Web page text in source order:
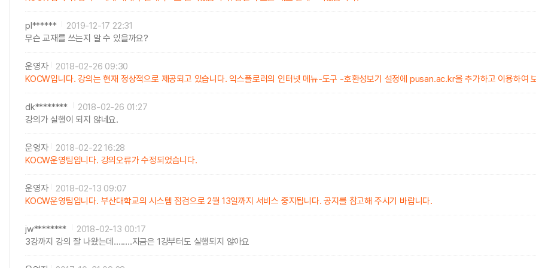
pl******
2019-12-17 22:31
무슨 교재를 쓰는지 알 수 있을까요?
운영자
2018-02-26 09:30
KOCW입니다. 강의는 현재 정상적으로 제공되고 있습니다. 익스플로러의 인터넷 메뉴-도구 -호환성보기 설정에 pusan.ac.kr을 추가하고 이용하여
dk********
2018-02-26 01:27
강의가 실행이 되지 않네요.
운영자
2018-02-22 16:28
KOCW운영팀입니다. 강의오류가 수정되었습니다.
운영자
2018-02-13 09:07
KOCW운영팀입니다. 부산대학교의 시스템 점검으로 2월 13일까지 서비스 중지됩니다. 공지를 참고해 주시기 바랍니다.
jw********
2018-02-13 00:17
3강까지 강의 잘 나왔는데........지금은 1강부터도 실행되지 않아요